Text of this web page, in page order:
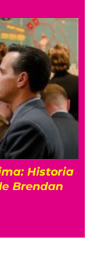
Historia
Brendan